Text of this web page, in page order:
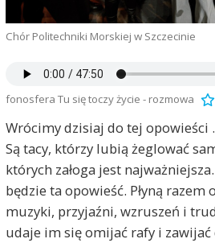
Chór Politechniki Morskiej w Szczecinie
fonosfera Tu się toczy życie - rozmowa
Wrócimy dzisiaj do tej opowieści .
Są tacy, którzy lubią żeglować
których załoga jest
będzie ta opowieść. Płyną razem
muzyki, przyjaźni, wzruszeń i
udaje im się omijać rafy i zawijać